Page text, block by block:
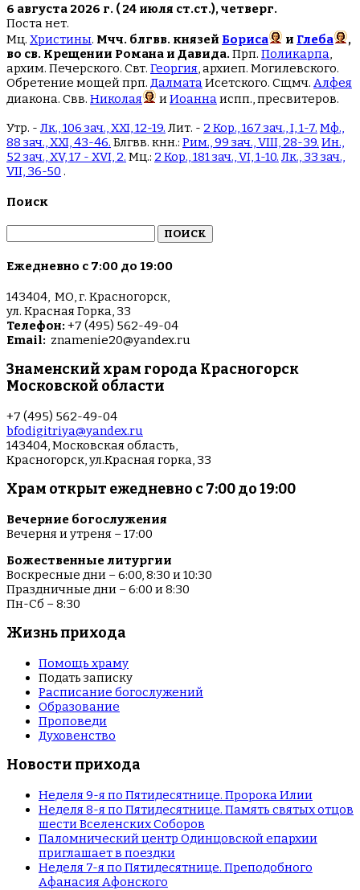
6 августа 2026 г. ( 24 июля ст.ст.), четверг.
Поста нет.
Мц. Христины. Мчч. блгвв. князей Бориса и Глеба
,
во св. Крещении Романа и Давида. Прп. Поликарпа,
архим. Печерского. Свт. Георгия, архиеп. Могилевского.
Обретение мощей прп. ДалматаИсетского. Сщмч. Алфея
диакона. Свв. Николая иИоаннаиспп., пресвитеров.
Утр. - Лк., 106 зач., XXI, 12-19. Лит. - 2 Кор., 167 зач., I, 1-7. Мф.,
88 зач., XXI, 43-46. Блгвв. кнн.: Рим., 99 зач., VIII, 28-39. Ин.,
52 зач., XV, 17 - XVI, 2. Мц.: 2 Кор., 181 зач., VI, 1-10. Лк., 33 зач.,
VII, 36-50 .
Поиск
Ежедневно с 7:00 до 19:00
143404, МО, г. Красногорск,
ул. Красная Горка, 33
Телефон: +7 (495) 562-49-04
Email: znamenie20@yandex.ru
Знаменский храм города Красногорск
Московской области
+7 (495) 562-49-04
bfodigitriya@yandex.ru
143404, Московская область,
Красногорск, ул.Красная горка, 33
Храм открыт ежедневно с 7:00 до 19:00
Вечерние богослужения
Вечерня и утреня – 17:00
Божественные литургии
Воскресные дни – 6:00, 8:30 и 10:30
Праздничные дни – 6:00 и 8:30
Пн-Сб – 8:30
Жизнь прихода
Помощь храму
Подать записку
Расписание богослужений
Образование
Проповеди
Духовенство
Новости прихода
Неделя 9-я по Пятидесятнице. Пророка Илии
Неделя 8-я по Пятидесятнице. Память святых отцов
шести Вселенских Соборов
Паломнический центр Одинцовской епархии
приглашает в поездки
Неделя 7-я по Пятидесятнице. Преподобного
Афанасия Афонского